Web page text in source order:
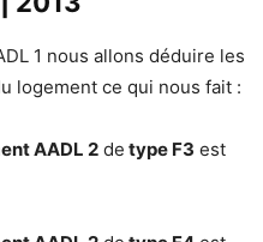
1 nous allons déduire les
logement ce qui nous fait :
AADL 2 de type F3 est